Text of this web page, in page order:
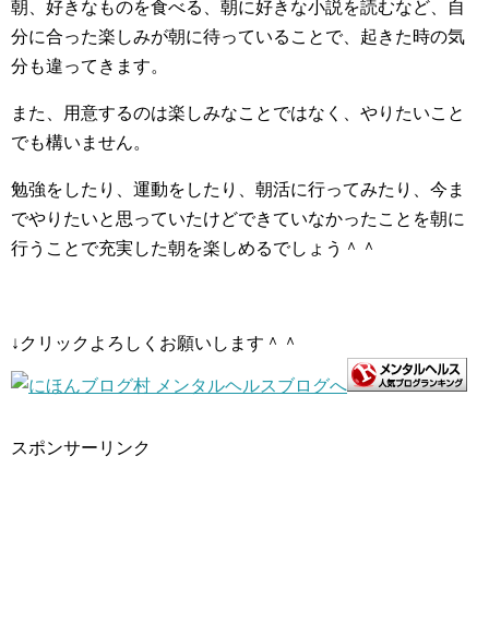
朝、好きなものを食べる、朝に好きな小説を読むなど、自
分に合った楽しみが朝に待っていることで、起きた時の気
分も違ってきます。
また、用意するのは楽しみなことではなく、やりたいこと
でも構いません。
勉強をしたり、運動をしたり、朝活に行ってみたり、今ま
でやりたいと思っていたけどできていなかったことを朝に
行うことで充実した朝を楽しめるでしょう＾＾
↓クリックよろしくお願いします＾＾
スポンサーリンク